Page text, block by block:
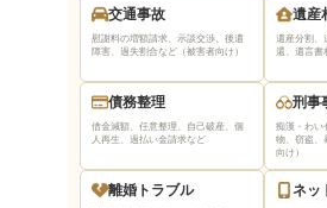
法テラス静岡の悪い口コミ
法テラス静岡を利用するデメ
自分で弁護士を選ぶことが
審査や手続きに時間がかか
法テラス静岡を有効活用する
交通事故
慰謝料の増額請求、示談交渉、後遺
障害、過失割合など（被害者向け）
遺産
遺産分割、
還、遺言書
債務整理
借金減額、任意整理、自己破産、個
人再生、過払い金請求など
刑事
痴漢・わい
物、窃盗、
向け）
離婚トラブル ネッ